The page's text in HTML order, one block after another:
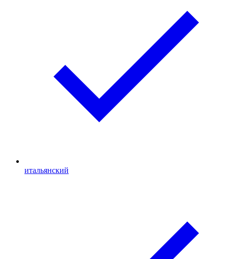
итальянский